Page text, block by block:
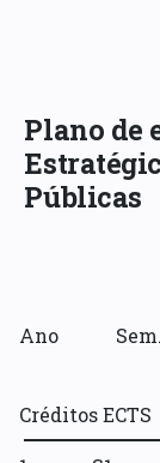
Plano de
Públicas
Ano Sem.
Créditos ECTS